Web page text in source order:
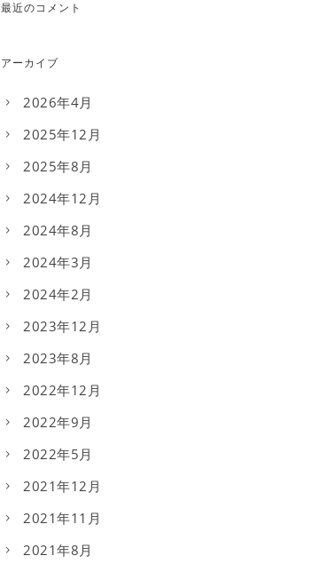
最近のコメント
アーカイブ
2026年4月
2025年12月
2025年8月
2024年12月
2024年8月
2024年3月
2024年2月
2023年12月
2023年8月
2022年12月
2022年9月
2022年5月
2021年12月
2021年11月
2021年8月